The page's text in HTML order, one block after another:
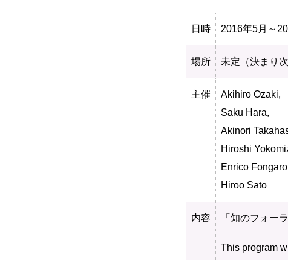
日時 2016年5月～
場所 未定（決まり
主催
Akihiro Ozaki,
Saku Hara,
Akinori
Hiroshi
Enrico
Hiroo Sato
内容 「知のフォーラ
This program